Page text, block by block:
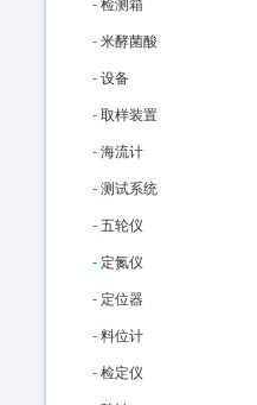
- 检测箱
- 米酵菌酸
- 设备
- 取样装置
- 海流计
- 测试系统
- 五轮仪
- 定氮仪
- 定位器
- 料位计
- 检定仪